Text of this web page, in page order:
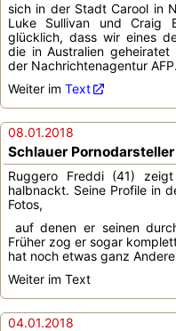
sich in der Stadt Carool in
Luke Sullivan und Craig
glücklich, dass wir eines
die in Australien
der Nachrichtenagentur
Weiter im Text
08.01.2018
Schlauer
Ruggero Freddi (41)
halbnackt. Seine Profile in
Fotos,
auf denen er seinen
Früher zog er sogar
hat noch etwas ganz
Weiter im Text
04.01.2018